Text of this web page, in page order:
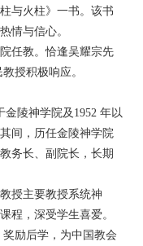
与火柱》一书。该书
情与信心。
任教。恰逢吴耀宗先
授积极响应。
金陵神学院及1952 年以
间，历任金陵神学院
务长、副院长，长期
授主要教授系统神
程，深受学生喜爱。
励后学，为中国教会